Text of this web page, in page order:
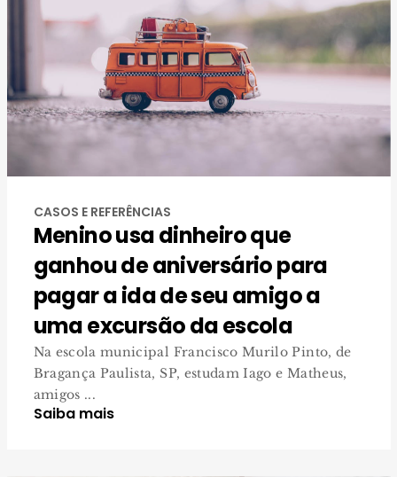
CASOS E REFERÊNCIAS
Menino usa dinheiro que
ganhou de aniversário para
pagar a ida de seu amigo a
uma excursão da escola
Na escola municipal Francisco Murilo Pinto, de
Bragança Paulista, SP, estudam Iago e Matheus,
amigos ...
Saiba mais